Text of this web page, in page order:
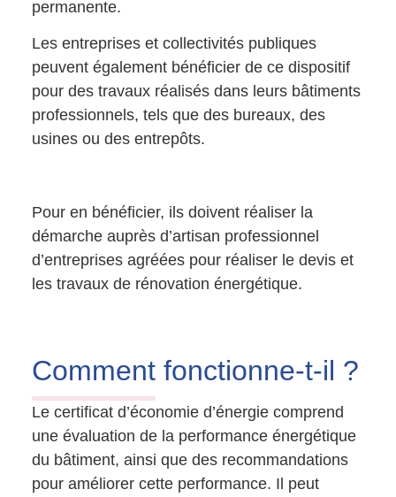
permanente.
Les entreprises et collectivités publiques
peuvent également bénéficier de ce dispositif
pour des travaux réalisés dans leurs bâtiments
professionnels, tels que des bureaux, des
usines ou des entrepôts.
Pour en bénéficier, ils doivent réaliser la
démarche auprès d’artisan professionnel
d’entreprises agréées pour réaliser le devis et
les travaux de rénovation énergétique.
Comment fonctionne-t-il ?
Le certificat d’économie d’énergie comprend
une évaluation de la performance énergétique
du bâtiment, ainsi que des recommandations
pour améliorer cette performance. Il peut